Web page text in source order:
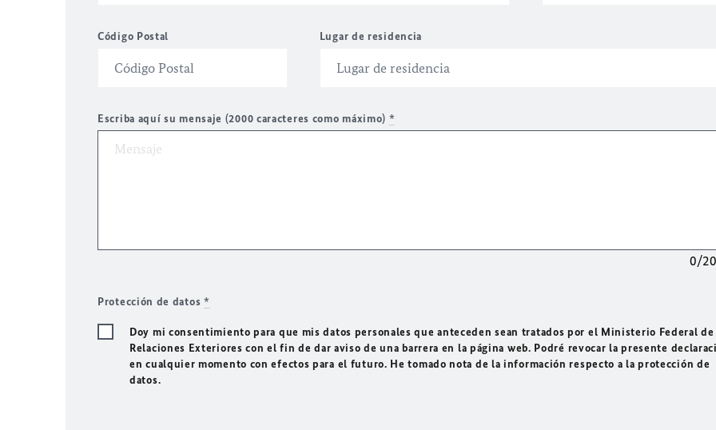
Código Postal Lugar de residencia
Escriba aquí su mensaje (2000 caracteres como máximo) *
0/
Protección de datos *
Doy mi consentimiento para que mis datos personales que anteceden sean tratados por el Ministerio Federal de
Relaciones Exteriores con el fin de dar aviso de una barrera en la página web. Podré revocar la presente
en cualquier momento con efectos para el futuro. He tomado nota de la información respecto a la protección de
datos.